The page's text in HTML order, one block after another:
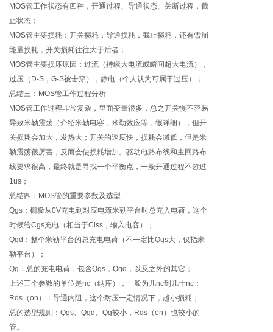
MOS管工作状态有四种，开通过程、导通状态、关断过程，截
止状态；
MOS管主要损耗：开关损耗，导通损耗，截止损耗，还有雪崩
能量损耗，开关损耗往往大于后者；
MOS管主要损坏原因：过流（持续大电流或瞬间超大电流），
过压（D-S，G-S被击穿），静电（个人认为可属于过压）；
总结三：MOS管工作过程分析
MOS管工作过程非常复杂，里面变量很多，总之开关慢不容易
导致米勒震荡（介绍米勒电容，米勒效应等，很详细），但开
关损耗会加大，发热大；开关的速度快，损耗会减低，但是米
勒震荡很厉害，反而会使损耗增加。驱动电路布线和主回路布
线要求很高，最终就是寻找一个平衡点，一般开通过程不超过
1us；
总结四：MOS管的重要参数及选型
Qgs：栅极从0V充电到对应电流米勒平台时总充入电荷，这个
时候给Cgs充电（相当于Ciss，输入电容）；
Qgd：整个米勒平台的总充电电荷（不一定比Qgs大，仅指米
勒平台）；
Qg：总的充电电荷，包含Qgs，Qgd，以及之外的其它；
上述三个参数的单位是nc（纳库），一般为几nc到几十nc；
Rds（on）：导通内阻，这个耐压一定情况下，越小损耗；
总的选型规则：Qgs、Qgd、Qg较小，Rds（on）也较小的
管。